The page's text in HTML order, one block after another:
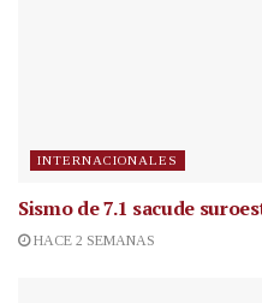
INTERNACIONALES
Sismo de 7.1 sacude
HACE 2 SEMANAS